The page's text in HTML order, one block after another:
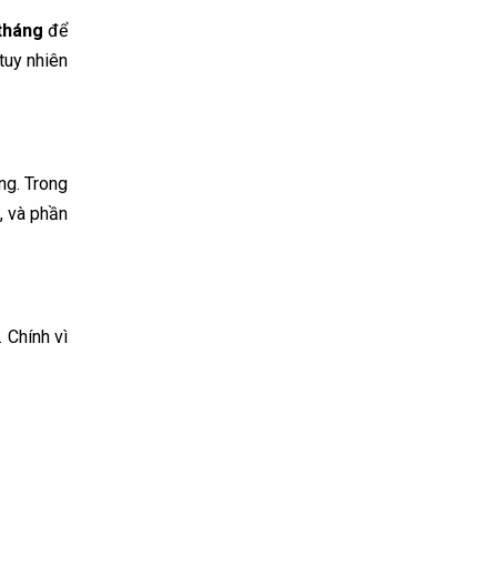
để
nhiên
Trong
và phần
Chính vì